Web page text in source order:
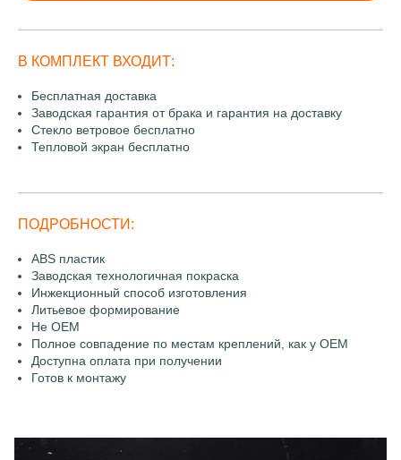
В КОМПЛЕКТ ВХОДИТ:
Бесплатная доставка
Заводская гарантия от брака и гарантия на доставку
Стекло ветровое бесплатно
Тепловой экран бесплатно
ПОДРОБНОСТИ:
ABS пластик
Заводская технологичная покраска
Инжекционный способ изготовления
Литьевое формирование
Не OEM
Полное совпадение по местам креплений, как у OEM
Доступна оплата при получении
Готов к монтажу